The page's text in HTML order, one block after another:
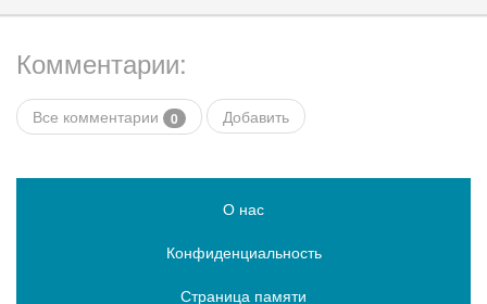
Комментарии:
Все комментарии 0 Добавить
О нас
Конфиденциальность
Страница памяти